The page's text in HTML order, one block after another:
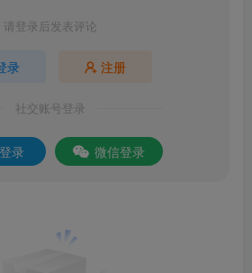
请登录后发表评论
录 注册
社交账号登录
录 微信登录